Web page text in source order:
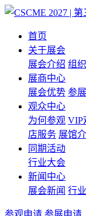
首页
关于展会
展会介绍 组
展商中心
展会优势 参
观众中心
为何参观 VIP
店服务 展馆
同期活动
行业大会
新闻中心
展会新闻 行
参观申请 参展申请